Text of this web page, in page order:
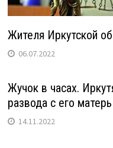
Жителя Иркутской
06.07.2022
Жучок в часах.
развода с его
14.11.2022